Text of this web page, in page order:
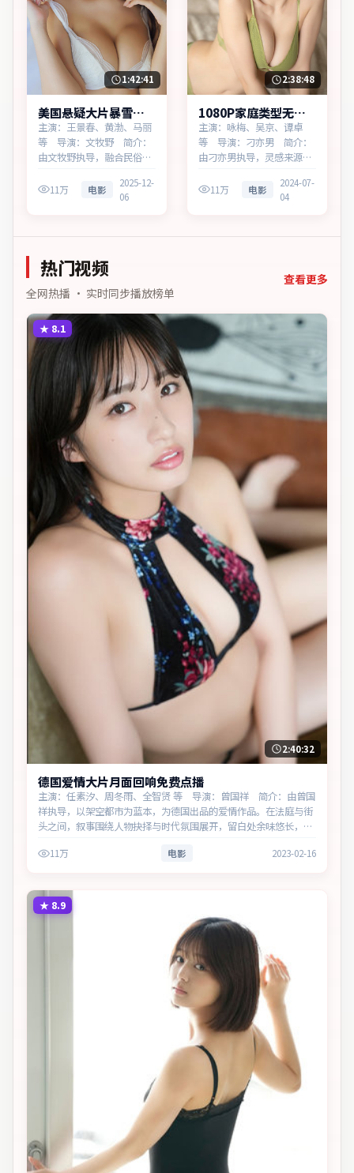
1:42:41
美国悬疑大片暴雪回
响高清完整在线
主演：王景春、黄渤、马丽
等 导演：文牧野 简介：
由文牧野执导，融合民俗传
的悬疑作品。在科技与人性
的交界处，叙事围绕人物抉
赏性与现实意义。
11万 电影
2025-12-
06
2:38:48
1080P家庭类型无名
追缉多终端播放
主演：咏梅、吴京、谭卓
等 导演：刁亦男 简介：
由刁亦男执导，灵感来源于
庭作品。在边境小城与首都
之间，叙事围绕人物抉择与
11万 电影
2024-07-
04
热门视频
全网热播 · 实时同步播放榜单
查看更多
★ 8.1
2:40:32
德国爱情大片月面回响免费点播
主演：任素汐、周冬雨、全智贤 等 导演：曾国祥 简介：由曾国
祥执导，以架空都市为蓝本，为德国出品的爱情作品。在法庭与街
头之间，叙事围绕人物抉择与时代氛围展开，留白处余味悠长，值
11万 电影 2023-02-16
★ 8.9